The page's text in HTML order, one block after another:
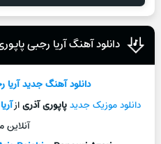
دانلود آهنگ آریا رجبی
دانلود آهنگ جديدآریا
دانلود موزیک جديدپاپوری آذریاز
آنلاين